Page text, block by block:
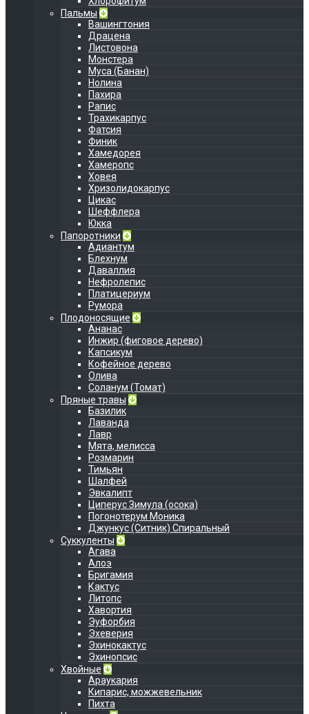
Пальмы
Вашингтония
Драцена
Листовона
Монстера
Муса (Банан)
Нолина
Пахира
Рапис
Трахикарпус
Фатсия
Финик
Хамедорея
Хамеропс
Ховея
Хризолидокарпус
Цикас
Шеффлера
Юкка
Папоротники
Адиантум
Блехнум
Даваллия
Нефролепис
Платицериум
Румора
Плодоносящие
Ананас
Инжир (фиговое дерево)
Капсикум
Кофейное дерево
Олива
Соланум (Томат)
Пряные травы
Базилик
Лаванда
Лавр
Мята, мелисса
Розмарин
Тимьян
Шалфей
Эвкалипт
Циперус Зимула (осока)
Погонотерум Моника
Джункус (Ситник) Спиральный
Суккуленты
Агава
Алоэ
Бригамия
Кактус
Литопс
Хавортия
Эуфорбия
Эхеверия
Эхинокактус
Эхинопсис
Хвойные
Араукария
Кипарис, можжевельник
Пихта